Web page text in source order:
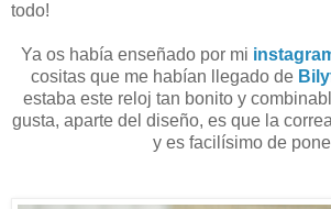
todo!
Ya os había enseñado por mi
cositas que me habían llegado de
estaba este reloj tan bonito y
gusta, aparte del diseño, es que la
y es facilísimo de